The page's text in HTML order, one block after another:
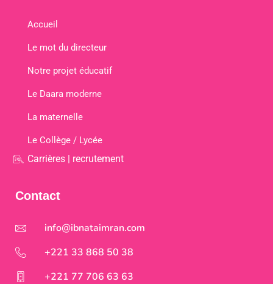
Accueil
Le mot du directeur
Notre projet éducatif
Le Daara moderne
La maternelle
Le Collège / Lycée
Carrières | recrutement
Contact
info@ibnataimran.com
+221 33 868 50 38
+221 77 706 63 63